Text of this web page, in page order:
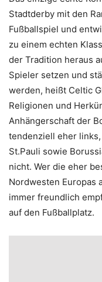
Stadtderby mit den
Fußballspiel und
zu einem echten
der Tradition heraus
Spieler setzen und
werden, heißt Celtic
Religionen und
Anhängerschaft der
tendenziell eher
St.Pauli sowie
nicht. Wer die eher
Nordwesten Europas
immer freundlich
auf den Fußballplatz.